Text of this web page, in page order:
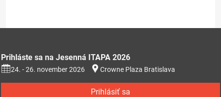
Prihláste sa na Jesenná ITAPA 2026
24. - 26. november 2026 Crowne Plaza Bratislava
Prihlásiť sa